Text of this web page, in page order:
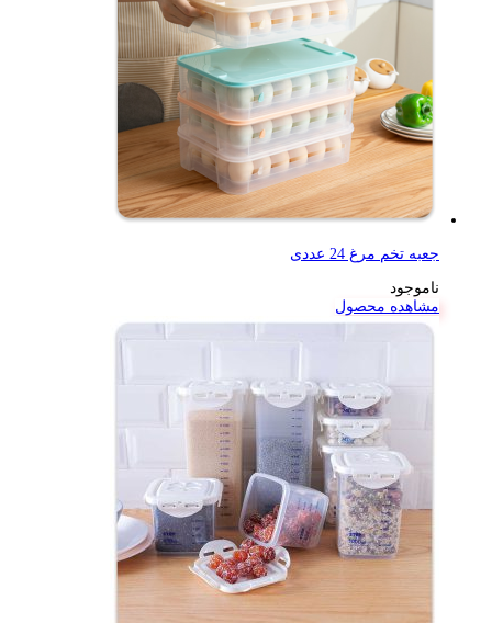
جعبه تخم مرغ 24 عددی
ناموجود
مشاهده محصول